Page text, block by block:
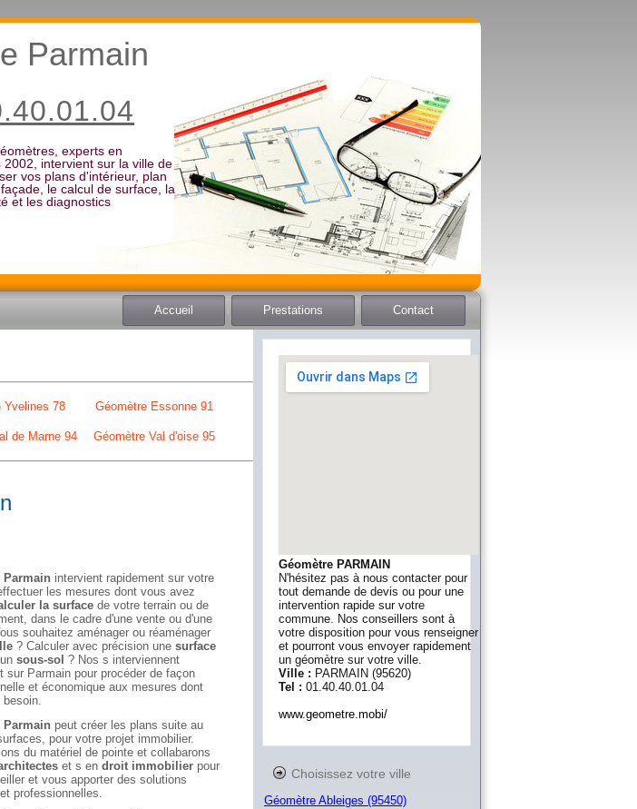
experts en
intervient sur la ville de
vos plans d'intérieur, plan
le calcul de surface, la
et les diagnostics
Parmain
Accueil Prestations Contact
Yvelines 78 Géomètre Essonne 91
de Marne 94 Géomètre Val d'oise 95
Parmain intervient rapidement sur votre
les mesures dont vous avez
la surface de votre terrain ou de
dans le cadre d'une vente ou d'une
souhaitez aménager ou réaménager
? Calculer avec précision une surface
sous-sol ? Nos s interviennent
sur Parmain pour procéder de façon
et économique aux mesures dont
Parmain peut créer les plans suite au
pour votre projet immobilier.
du matériel de pointe et collabarons
et s en droit immobilier pour
et vous apporter des solutions
professionnelles.
Géomètre PARMAIN
N'hésitez pas à nous contacter pour
tout demande de devis ou pour une
intervention rapide sur votre
commune. Nos conseillers sont à
votre disposition pour vous renseigner
et pourront vous envoyer rapidement
un géomètre sur votre ville.
Ville : PARMAIN (95620)
Tel : 01.40.40.01.04
www.geometre.mobi/
Choisissez votre ville
Géomètre Ableiges (95450)